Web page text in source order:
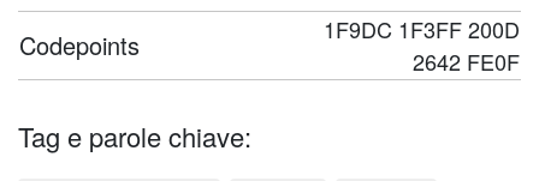
Codepoints
1F9DC 1F3FF 200D
2642 FE0F
Tag e parole chiave: